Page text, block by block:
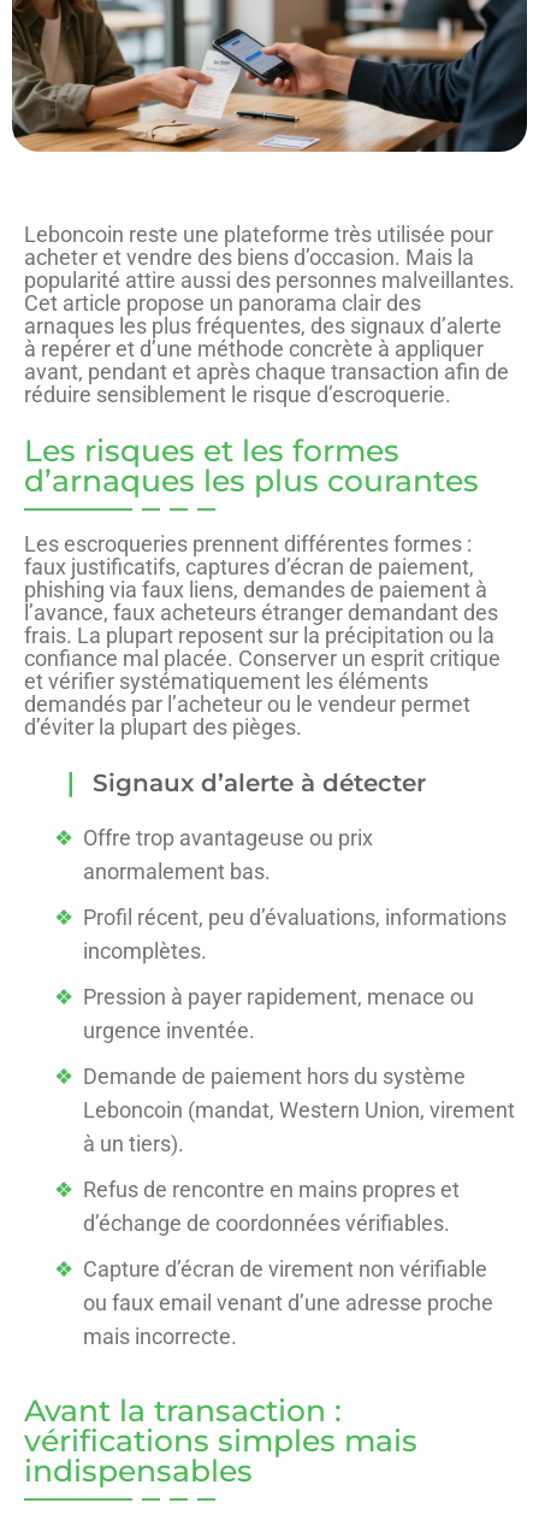
Leboncoin reste une plateforme très utilisée pour
acheter et vendre des biens d’occasion. Mais la
popularité attire aussi des personnes malveillantes.
Cet article propose un panorama clair des
arnaques les plus fréquentes, des signaux d’alerte
à repérer et d’une méthode concrète à appliquer
avant, pendant et après chaque transaction afin de
réduire sensiblement le risque d’escroquerie.
Les risques et les formes
d’arnaques les plus courantes
Les escroqueries prennent différentes formes :
faux justificatifs, captures d’écran de paiement,
phishing via faux liens, demandes de paiement à
l’avance, faux acheteurs étranger demandant des
frais. La plupart reposent sur la précipitation ou la
confiance mal placée. Conserver un esprit critique
et vérifier systématiquement les éléments
demandés par l’acheteur ou le vendeur permet
d’éviter la plupart des pièges.
Signaux d’alerte à détecter
Offre trop avantageuse ou prix
anormalement bas.
Profil récent, peu d’évaluations, informations
incomplètes.
Pression à payer rapidement, menace ou
urgence inventée.
Demande de paiement hors du système
Leboncoin (mandat, Western Union, virement
à un tiers).
Refus de rencontre en mains propres et
d’échange de coordonnées vérifiables.
Capture d’écran de virement non vérifiable
ou faux email venant d’une adresse proche
mais incorrecte.
Avant la transaction :
vérifications simples mais
indispensables